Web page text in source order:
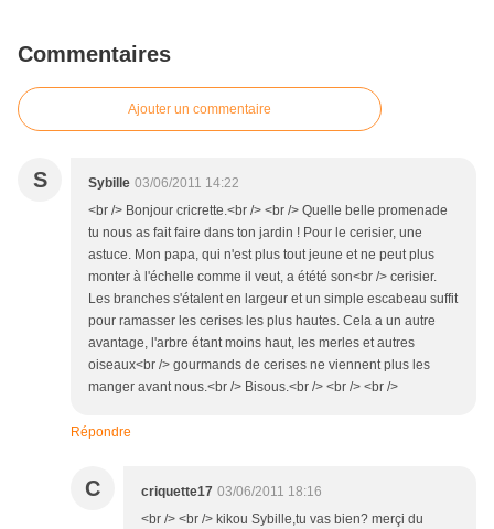
Commentaires
Ajouter un commentaire
S Sybille 03/06/2011 14:22
<br /> Bonjour cricrette.<br /> <br /> Quelle belle promenade
tu nous as fait faire dans ton jardin ! Pour le cerisier, une
astuce. Mon papa, qui n'est plus tout jeune et ne peut plus
monter à l'échelle comme il veut, a étété son<br /> cerisier.
Les branches s'étalent en largeur et un simple escabeau suffit
pour ramasser les cerises les plus hautes. Cela a un autre
avantage, l'arbre étant moins haut, les merles et autres
oiseaux<br /> gourmands de cerises ne viennent plus les
manger avant nous.<br /> Bisous.<br /> <br /> <br />
Répondre
C criquette17 03/06/2011 18:16
<br /> <br /> kikou Sybille,tu vas bien? merçi du